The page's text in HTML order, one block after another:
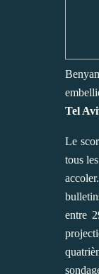
Tel
Le
tous
entre